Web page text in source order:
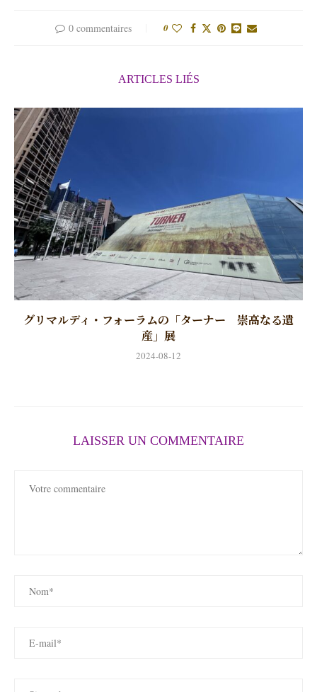
0 commentaires 0
ARTICLES LIÉS
グリマルディ・フォーラムの「ターナー 崇高なる遺
産」展
2024-08-12
LAISSER UN COMMENTAIRE